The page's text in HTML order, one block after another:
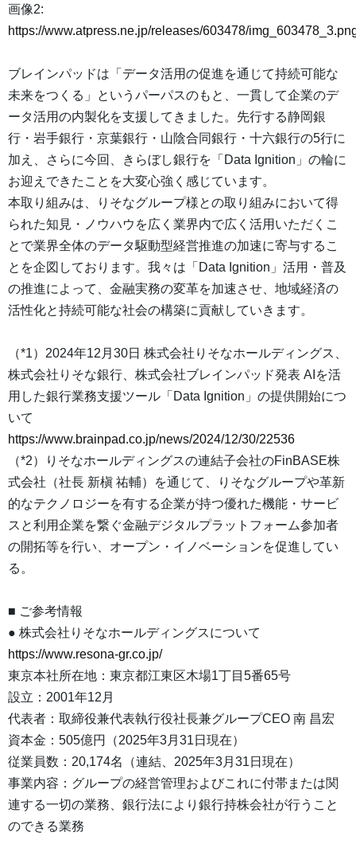
画像2:
https://www.atpress.ne.jp/releases/603478/
ブレインパッドは「データ活用の促進を通じて持続可能な
未来をつくる」というパーパスのもと、一貫して企業のデ
ータ活用の内製化を支援してきました。先行する静岡銀
行・岩手銀行・京葉銀行・山陰合同銀行・十六銀行の5行に
加え、さらに今回、きらぼし銀行を「Data Ignition」の輪に
お迎えできたことを大変心強く感じています。
本取り組みは、りそなグループ様との取り組みにおいて得
られた知見・ノウハウを広く業界内で広く活用いただくこ
とで業界全体のデータ駆動型経営推進の加速に寄与するこ
とを企図しております。我々は「Data Ignition」活用・普及
の推進によって、金融実務の変革を加速させ、地域経済の
活性化と持続可能な社会の構築に貢献していきます。
（*1）2024年12月30日 株式会社りそなホールディングス、
株式会社りそな銀行、株式会社ブレインパッド発表 AIを活
用した銀行業務支援ツール「Data Ignition」の提供開始につ
いて
https://www.brainpad.co.jp/news/2024/12/30/22536
（*2）りそなホールディングスの連結子会社のFinBASE株
式会社（社長 新槇 祐輔）を通じて、りそなグループや革新
的なテクノロジーを有する企業が持つ優れた機能・サービ
スと利用企業を繋ぐ金融デジタルプラットフォーム参加者
の開拓等を行い、オープン・イノベーションを促進してい
る。
■ ご参考情報
● 株式会社りそなホールディングスについて
https://www.resona-gr.co.jp/
東京本社所在地：東京都江東区木場1丁目5番65号
設立：2001年12月
代表者：取締役兼代表執行役社長兼グループCEO 南 昌宏
資本金：505億円（2025年3月31日現在）
従業員数：20,174名（連結、2025年3月31日現在）
事業内容：グループの経営管理およびこれに付帯または関
連する一切の業務、銀行法により銀行持株会社が行うこと
のできる業務